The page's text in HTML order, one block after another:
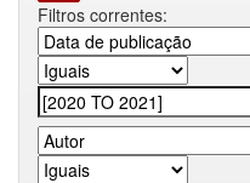
Filtros correntes: